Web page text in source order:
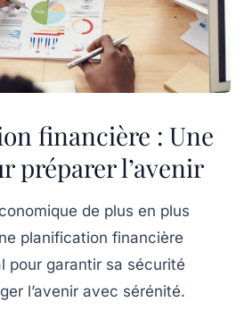
financière : Une
préparer l’avenir
de plus en plus
planification financière
pour garantir sa sécurité
l’avenir avec sérénité.